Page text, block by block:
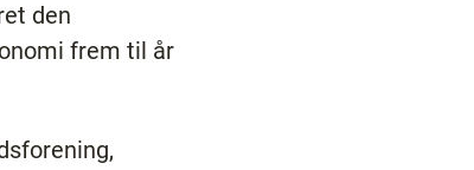
den
frem til år